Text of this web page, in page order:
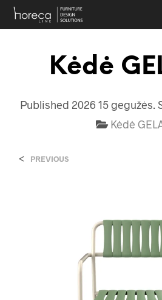
Kėdė
Published 2026 15 gegužės.
Kėdė
< PREVIOUS